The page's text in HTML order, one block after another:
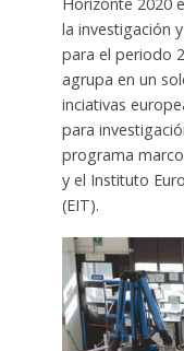
la investigación
para el periodo
agrupa en un
inciativas
para
programa
y el Instituto
(EIT).